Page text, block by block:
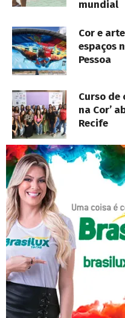
mundial
Cor e
espaços
Pessoa
Curso de
na Cor’
Recife